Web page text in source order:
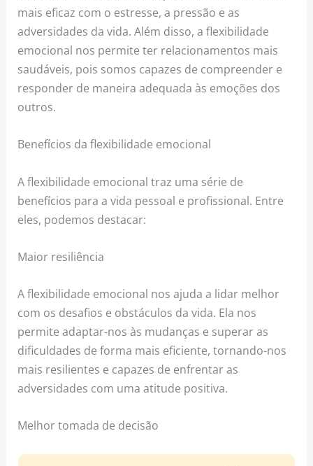
mais eficaz com o estresse, a pressão e as
adversidades da vida. Além disso, a flexibilidade
emocional nos permite ter relacionamentos mais
saudáveis, pois somos capazes de compreender e
responder de maneira adequada às emoções dos
outros.
Benefícios da flexibilidade emocional
A flexibilidade emocional traz uma série de
benefícios para a vida pessoal e profissional. Entre
eles, podemos destacar:
Maior resiliência
A flexibilidade emocional nos ajuda a lidar melhor
com os desafios e obstáculos da vida. Ela nos
permite adaptar-nos às mudanças e superar as
dificuldades de forma mais eficiente, tornando-nos
mais resilientes e capazes de enfrentar as
adversidades com uma atitude positiva.
Melhor tomada de decisão